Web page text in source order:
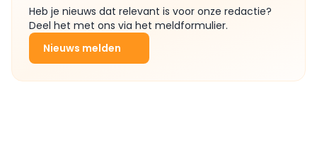
Heb je nieuws dat relevant is voor onze redactie?
Deel het met ons via het meldformulier.
Nieuws melden